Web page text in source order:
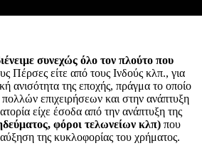
συνεχώς όλο τον πλούτο που
Πέρσες είτε από τους Ινδούς κλπ., για
ανισότητα της εποχής, πράγμα το οποίο
επιχειρήσεων και στην ανάπτυξη
είχε έσοδα από την ανάπτυξη της
φόροι τελωνείων κλπ) που
της κυκλοφορίας του χρήματος.